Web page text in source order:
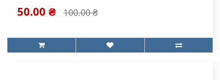
50.00 ₴ 100.00 ₴